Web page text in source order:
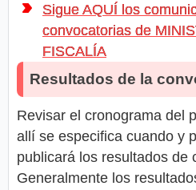
Sigue AQUÍ los
convocatorias de
FISCALÍA
Resultados de la
Revisar el cronograma del
allí se especifica cuando y
publicará los resultados de
Generalmente los